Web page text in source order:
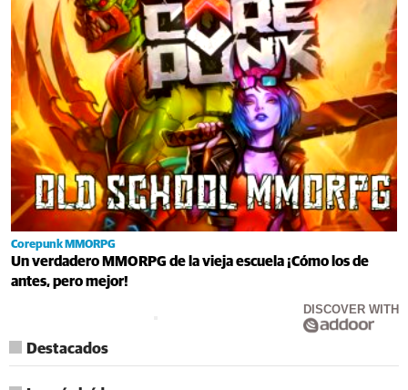
Corepunk MMORPG
Un verdadero MMORPG de la vieja escuela ¡Cómo los de
antes, pero mejor!
DISCOVER WITH
Destacados